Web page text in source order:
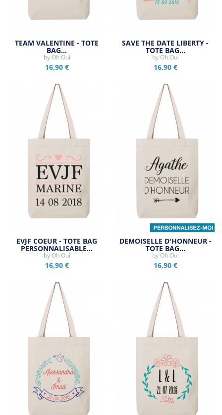
TEAM VALENTINE - TOTE
BAG…
by Oh Oui
16,90 €
SAVE THE DATE LIBERTY -
TOTE BAG…
by Oh Oui
16,90 €
EVJF COEUR - TOTE BAG
PERSONNALISABLE…
by Oh Oui
16,90 €
DEMOISELLE D'HONNEUR -
TOTE BAG…
by Oh Oui
16,90 €